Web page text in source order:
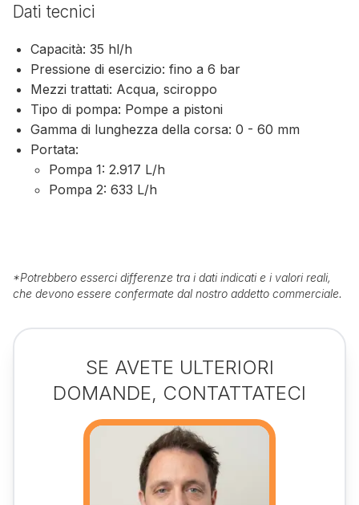
Dati tecnici
Capacità: 35 hl/h
Pressione di esercizio: fino a 6 bar
Mezzi trattati: Acqua, sciroppo
Tipo di pompa: Pompe a pistoni
Gamma di lunghezza della corsa: 0 - 60 mm
Portata:
Pompa 1: 2.917 L/h
Pompa 2: 633 L/h
*Potrebbero esserci differenze tra i dati indicati e i valori reali,
che devono essere confermate dal nostro addetto commerciale.
SE AVETE ULTERIORI
DOMANDE, CONTATTATECI